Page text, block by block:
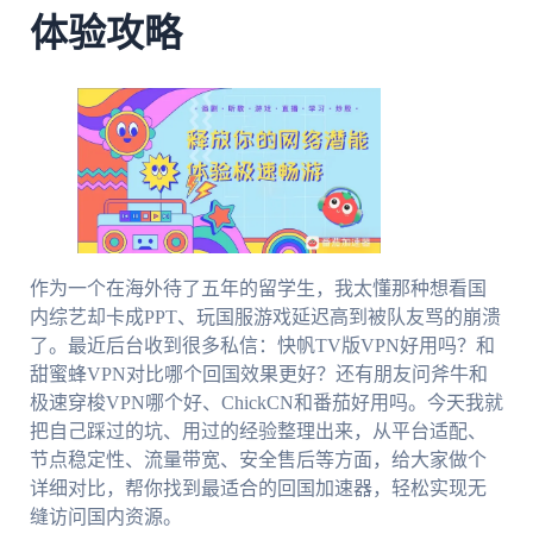
体验攻略
作为一个在海外待了五年的留学生，我太懂那种想看国
内综艺却卡成PPT、玩国服游戏延迟高到被队友骂的崩溃
了。最近后台收到很多私信：快帆TV版VPN好用吗？和
甜蜜蜂VPN对比哪个回国效果更好？还有朋友问斧牛和
极速穿梭VPN哪个好、ChickCN和番茄好用吗。今天我就
把自己踩过的坑、用过的经验整理出来，从平台适配、
节点稳定性、流量带宽、安全售后等方面，给大家做个
详细对比，帮你找到最适合的回国加速器，轻松实现无
缝访问国内资源。